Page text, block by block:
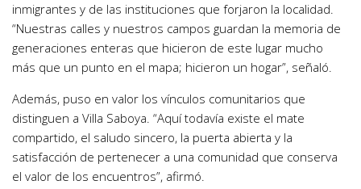
inmigrantes y de las instituciones que forjaron la localidad.
“Nuestras calles y nuestros campos guardan la memoria de
generaciones enteras que hicieron de este lugar mucho
más que un punto en el mapa; hicieron un hogar”, señaló.
Además, puso en valor los vínculos comunitarios que
distinguen a Villa Saboya. “Aquí todavía existe el mate
compartido, el saludo sincero, la puerta abierta y la
satisfacción de pertenecer a una comunidad que conserva
el valor de los encuentros”, afirmó.